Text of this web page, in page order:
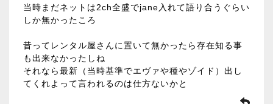
当時まだネットは2ch全盛でjane入れて語り合うぐらい
しか無かったころ
昔ってレンタル屋さんに置いて無かったら存在知る事
も出来なかったしね
それなら最新（当時基準でエヴァや種やゾイド）出し
てくれよって言われるのは仕方ないかと